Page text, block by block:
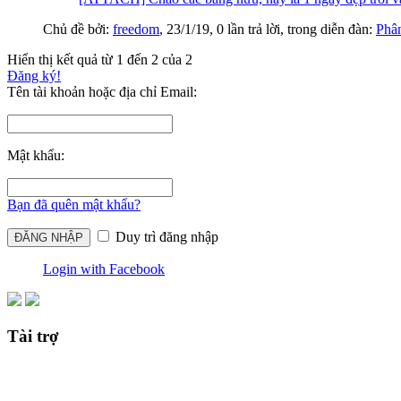
Chủ đề bởi: freedom, 23/1/19, 0 lần trả lời, trong diễn đàn:
Hiển thị kết quả từ 1 đến 2 của 2
Đăng ký!
Tên tài khoản hoặc địa chỉ Email:
Mật khẩu:
Bạn đã quên mật khẩu?
Duy trì đăng nhập
Login with Facebook
Tài trợ